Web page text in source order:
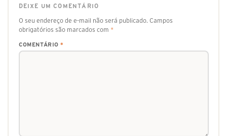
DEIXE UM COMENTÁRIO
O seu endereço de e-mail não será publicado. Campos
obrigatórios são marcados com *
COMENTÁRIO *